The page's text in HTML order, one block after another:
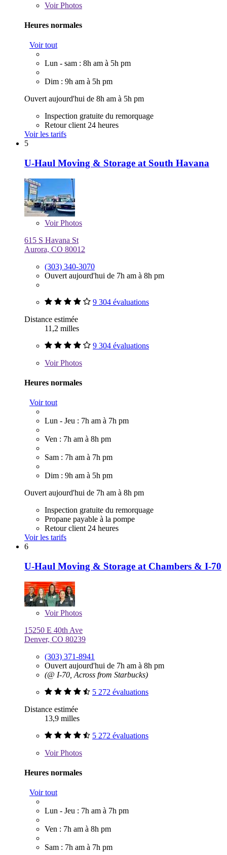
VoirPhotos
Heures normales
Voir tout
Lun - sam : 8h am à 5h pm
Dim : 9h am à 5h pm
Ouvert aujourd'hui de 8h am à 5h pm
Inspection gratuite du remorquage
Retour client 24 heures
Voir les tarifs
5
U-Haul Moving & Storage at South Havana
VoirPhotos
615 S Havana St
Aurora, CO 80012
(303) 340-3070
Ouvert aujourd'hui de 7h am à 8h pm
9 304 évaluations
Distance estimée
11,2 milles
9 304 évaluations
VoirPhotos
Heures normales
Voir tout
Lun - Jeu : 7h am à 7h pm
Ven : 7h am à 8h pm
Sam : 7h am à 7h pm
Dim : 9h am à 5h pm
Ouvert aujourd'hui de 7h am à 8h pm
Inspection gratuite du remorquage
Propane payable à la pompe
Retour client 24 heures
Voir les tarifs
6
U-Haul Moving & Storage at Chambers & I-70
VoirPhotos
15250 E 40th Ave
Denver, CO 80239
(303) 371-8941
Ouvert aujourd'hui de 7h am à 8h pm
(@ I-70, Across from Starbucks)
5 272 évaluations
Distance estimée
13,9 milles
5 272 évaluations
VoirPhotos
Heures normales
Voir tout
Lun - Jeu : 7h am à 7h pm
Ven : 7h am à 8h pm
Sam : 7h am à 7h pm